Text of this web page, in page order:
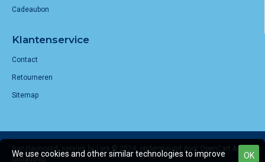
Cadeaubon
Klantenservice
Contact
Retourneren
Sitemap
Bunzlaunoord, servies by Lies © 2024, ondersteund door OpenCart &
Snoadweb
OK
We use cookies and other similar technologies to improve